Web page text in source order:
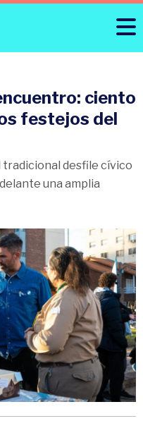
ciento
festejos del
tradicional desfile cívico
una amplia